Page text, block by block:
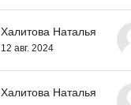
Халитова Наталья
12 авг. 2024
Халитова Наталья